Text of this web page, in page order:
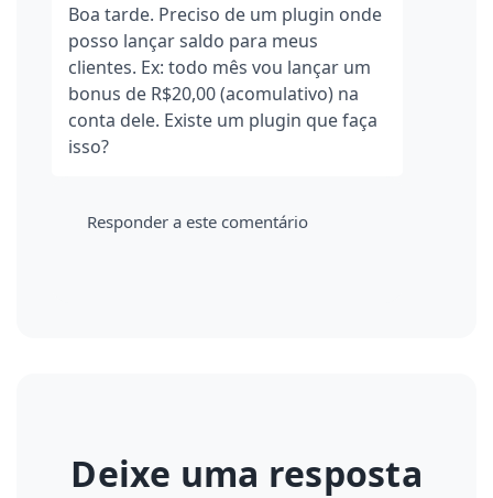
Boa tarde. Preciso de um plugin onde
posso lançar saldo para meus
clientes. Ex: todo mês vou lançar um
bonus de R$20,00 (acomulativo) na
conta dele. Existe um plugin que faça
isso?
Responder a este comentário
Deixe uma resposta